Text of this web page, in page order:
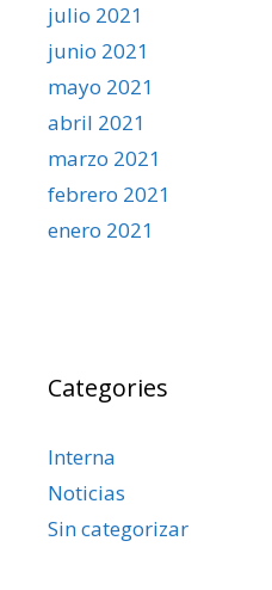
julio 2021
junio 2021
mayo 2021
abril 2021
marzo 2021
febrero 2021
enero 2021
Categories
Interna
Noticias
Sin categorizar